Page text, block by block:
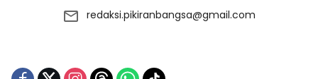
redaksi.pikiranbangsa@gmail.com